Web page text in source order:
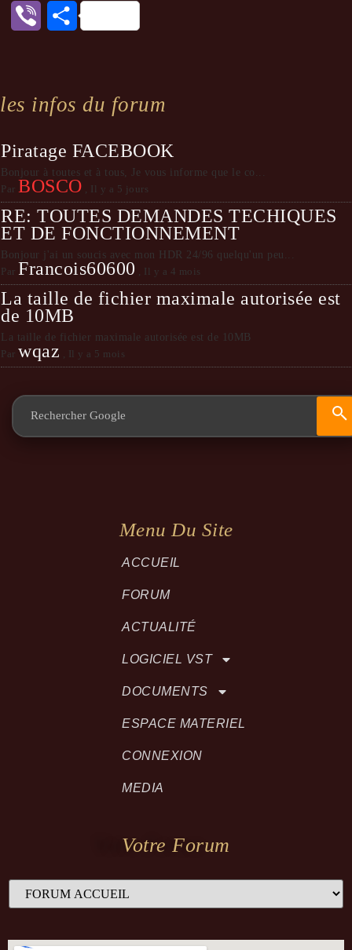
Viber Partager
les infos du forum
Piratage FACEBOOK
Bonjour à toutes et à tous, Je vous informe que le co...
Par BOSCO Il y a 5 jours
RE: TOUTES DEMANDES TECHIQUES
ET DE FONCTIONNEMENT
Bonjour j'ai un soucis avec mon HDR 24/96 quelqu'un peu...
Par Francois60600 Il y a 4 mois
La taille de fichier maximale autorisée est
de 10MB
La taille de fichier maximale autorisée est de 10MB
Par wqaz Il y a 5 mois
Menu Du Site
ACCUEIL
FORUM
ACTUALITÉ
LOGICIEL VST
DOCUMENTS
ESPACE MATERIEL
CONNEXION
MEDIA
Votre Forum